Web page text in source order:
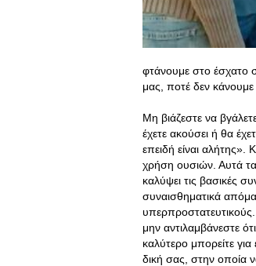
φτάνουμε στο έσχατο
μας, ποτέ δεν
Μη βιάζεστε να
έχετε ακούσει ή θα
επειδή είναι αλήτης» .
χρήση ουσιών. Αυτά τα
καλύψει τις βασικές
συναισθηματικά
μην αντιλαμβάνεστε
καλύτερο μπορείτε
δική σας, στην οποία